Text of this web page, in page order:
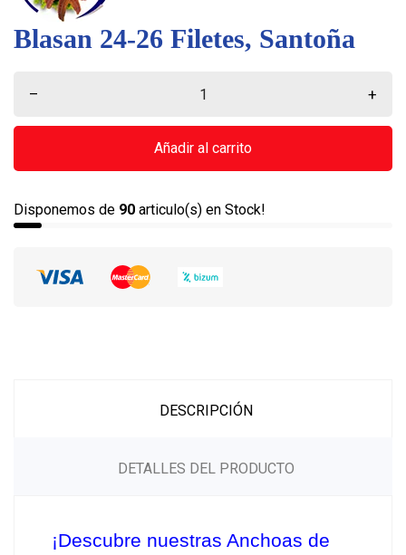
Blasan 24-26 Filetes, Santoña
– +
Añadir al carrito
Disponemos de 90 articulo(s) en Stock!
DESCRIPCIÓN
DETALLES DEL PRODUCTO
¡Descubre nuestras Anchoas de